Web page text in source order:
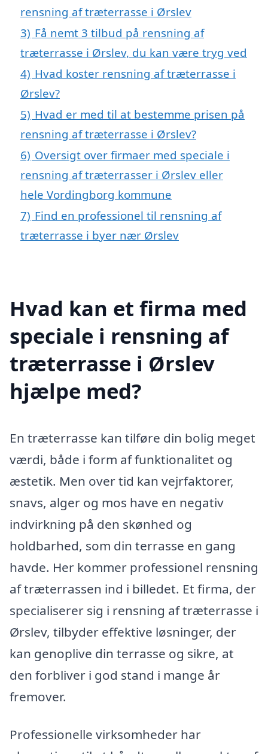
rensning af træterrasse i Ørslev
3) Få nemt 3 tilbud på rensning af
træterrasse i Ørslev, du kan være tryg ved
4) Hvad koster rensning af træterrasse i
Ørslev?
5) Hvad er med til at bestemme prisen på
rensning af træterrasse i Ørslev?
6) Oversigt over firmaer med speciale i
rensning af træterrasser i Ørslev eller
hele Vordingborg kommune
7) Find en professionel til rensning af
træterrasse i byer nær Ørslev
Hvad kan et firma med
speciale i rensning af
træterrasse i Ørslev
hjælpe med?
En træterrasse kan tilføre din bolig meget
værdi, både i form af funktionalitet og
æstetik. Men over tid kan vejrfaktorer,
snavs, alger og mos have en negativ
indvirkning på den skønhed og
holdbarhed, som din terrasse en gang
havde. Her kommer professionel rensning
af træterrassen ind i billedet. Et firma, der
specialiserer sig i rensning af træterrasse i
Ørslev, tilbyder effektive løsninger, der
kan genoplive din terrasse og sikre, at
den forbliver i god stand i mange år
fremover.
Professionelle virksomheder har